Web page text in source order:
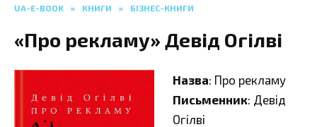
UA-E-BOOK » КНИГИ » БІЗНЕС-КНИГИ
«Про рекламу» Девід Огілві
Назва: Про рекламу
Письменник: Девід
Огілві